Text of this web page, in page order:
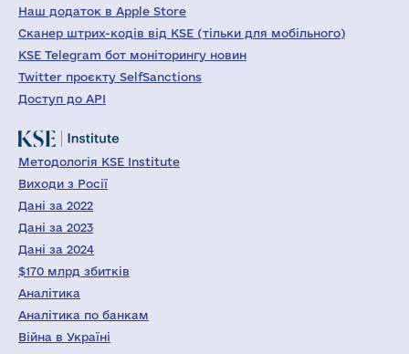
Наш додаток в Apple Store
Сканер штрих-кодів від KSE (тільки для мобільного)
KSE Telegram бот моніторингу новин
Twitter проєкту SelfSanctions
Доступ до API
Методологія KSE Institute
Виходи з Росії
Дані за 2022
Дані за 2023
Дані за 2024
$170 млрд збитків
Аналітика
Аналітика по банкам
Війна в Україні